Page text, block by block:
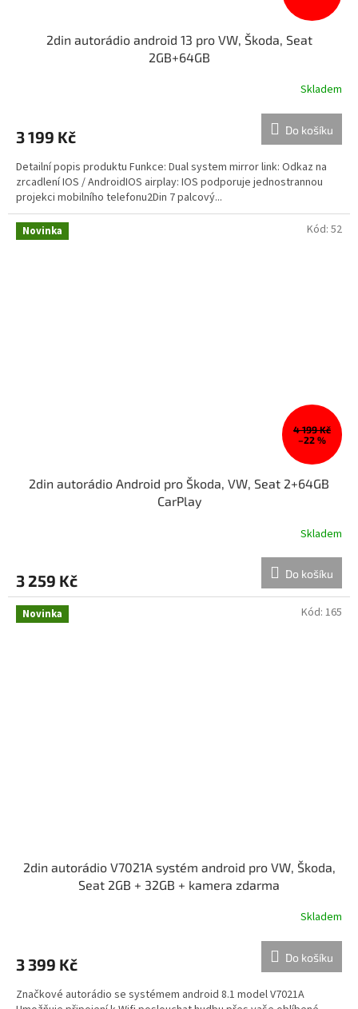
2din autorádio android 13 pro VW, Škoda, Seat
2GB+64GB
Skladem
3 199 Kč Do košíku
Detailní popis produktu Funkce: Dual system mirror link: Odkaz na
zrcadlení IOS / AndroidIOS airplay: IOS podporuje jednostrannou
projekci mobilního telefonu2Din 7 palcový...
Novinka
4 199 Kč
–22 %
2din autorádio Android pro Škoda, VW, Seat 2+64GB
CarPlay
Skladem
3 259 Kč Do košíku
Kód: 52
Novinka
2din autorádio V7021A systém android pro VW, Škoda,
Seat 2GB + 32GB + kamera zdarma
Skladem
3 399 Kč Do košíku
Značkové autorádio se systémem android 8.1 model V7021A
Kód: 165